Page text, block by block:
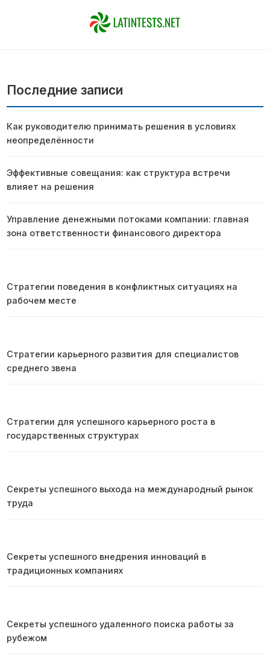
Последние записи
Как руководителю принимать решения в условиях
неопределённости
Эффективные совещания: как структура встречи
влияет на решения
Управление денежными потоками компании: главная
зона ответственности финансового директора
Стратегии поведения в конфликтных ситуациях на
рабочем месте
Стратегии карьерного развития для специалистов
среднего звена
Стратегии для успешного карьерного роста в
государственных структурах
Секреты успешного выхода на международный рынок
труда
Секреты успешного внедрения инноваций в
традиционных компаниях
Секреты успешного удаленного поиска работы за
рубежом